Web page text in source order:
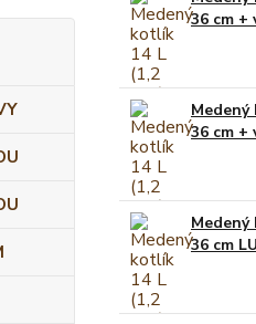
36 cm +
36 cm +
36 cm